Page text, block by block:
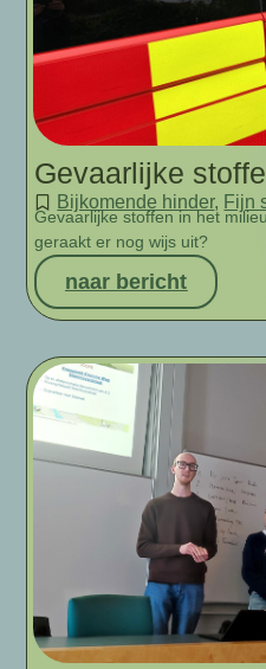
Gevaarlijke
Bijkomende hinder, Fijn
Gevaarlijke stoffen in het
geraakt er nog wijs uit?
naar bericht